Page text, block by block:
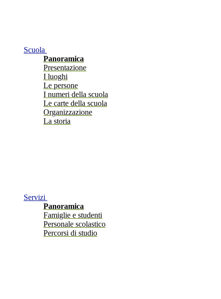
Scuola
Panoramica
Presentazione
I luoghi
Le persone
I numeri della scuola
Le carte della scuola
Organizzazione
La storia
Servizi
Panoramica
Famiglie e studenti
Personale scolastico
Percorsi di studio